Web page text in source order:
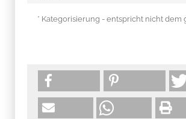
* Kategorisierung - entspricht nicht dem